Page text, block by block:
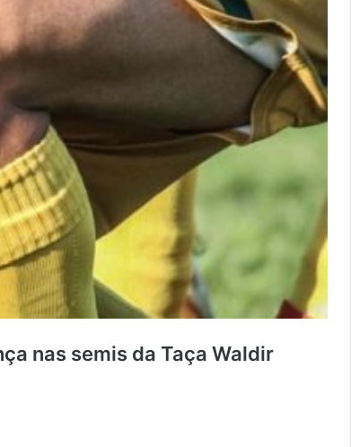
nas semis da Taça Waldir